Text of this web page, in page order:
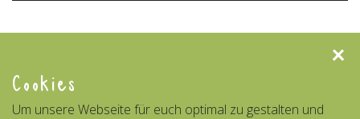
Cookies
Um unsere Webseite für euch optimal zu gestalten und